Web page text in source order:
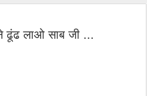
ढूंढ लाओ साब जी ...